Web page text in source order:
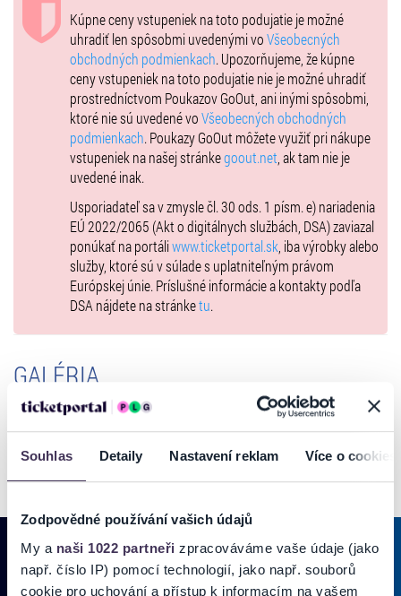
Souhlas Detaily Nastavení reklam Více o cookies
Zodpovědné používání vašich údajů
My a naši 1022 partneři zpracováváme vaše údaje (jako
např. číslo IP) pomocí technologií, jako např. souborů
cookie pro uchování a přístup k informacím na vašem
Kúpne ceny vstupeniek na toto podujatie je možné
uhradiť len spôsobmi uvedenými voVšeobecných
obchodných podmienkach. Upozorňujeme, že kúpne
ceny vstupeniek na toto podujatie nie je možné uhradiť
prostredníctvom Poukazov GoOut, ani inými spôsobmi,
ktoré nie sú uvedené voVšeobecných obchodných
podmienkach. Poukazy GoOut môžete využiť pri nákupe
vstupeniek na našej stránkegoout.net , ak tam nie je
uvedené inak.
Usporiadateľ sa v zmysle čl. 30 ods. 1 písm. e) nariadenia
EÚ 2022/2065 (Akt o digitálnych službách, DSA) zaviazal
ponúkať na portáliwww.ticketportal.sk , iba výrobky alebo
služby, ktoré sú v súlade s uplatniteľným právom
Európskej únie. Príslušné informácie a kontakty podľa
DSA nájdete na stránketu.
GALÉRIA